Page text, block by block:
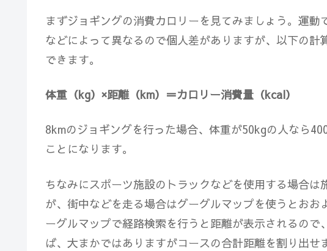
まずジョギングの消費カロリーを見てみましょう。運
などによって異なるので個人差がありますが、以下の
できます。
体重（kg）×距離（km）＝カロリー消費量（kcal）
8kmのジョギングを行った場合、体重が50kgの人なら
ことになります。
ちなみにスポーツ施設のトラックなどを使用する場合
が、街中などを走る場合はグーグルマップを使うとお
ーグルマップで経路検索を行うと距離が表示されるの
ば、大まかではありますがコースの合計距離を割り出せ